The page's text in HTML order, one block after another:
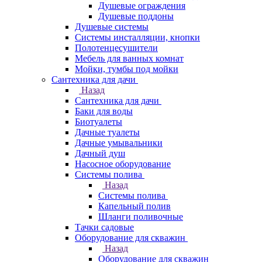
Душевые ограждения
Душевые поддоны
Душевые системы
Системы инсталляции, кнопки
Полотенцесушители
Мебель для ванных комнат
Мойки, тумбы под мойки
Сантехника для дачи
Назад
Сантехника для дачи
Баки для воды
Биотуалеты
Дачные туалеты
Дачные умывальники
Дачный душ
Насосное оборудование
Системы полива
Назад
Системы полива
Капельный полив
Шланги поливочные
Тачки садовые
Оборудование для скважин
Назад
Оборудование для скважин